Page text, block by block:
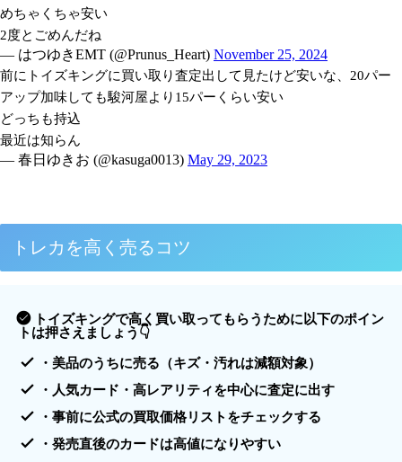
めちゃくちゃ安い
2度とごめんだね
— はつゆきEMT (@Prunus_Heart) November 25, 2024
前にトイズキングに買い取り査定出して見たけど安いな、20パー
アップ加味しても駿河屋より15パーくらい安い
どっちも持込
最近は知らん
— 春日ゆきお (@kasuga0013) May 29, 2023
トレカを高く売るコツ
トイズキングで高く買い取ってもらうために以下のポイン
トは押さえましょう👇
・ 美品のうちに売る （キズ・汚れは減額対象）
・人気カード・高レアリティを中心に査定に出す
・事前に公式の買取価格リスト をチェックする
・発売直後のカードは高値になりやすい